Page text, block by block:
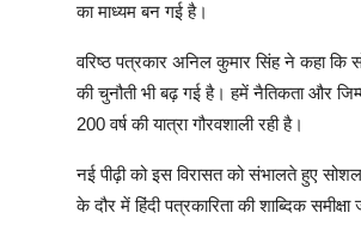
का माध्यम बन गई है।
वरिष्ठ पत्रकार अनिल कुमार सिंह ने कहा
की चुनौती भी बढ़ गई है। हमें नैतिकता और
200 वर्ष की यात्रा गौरवशाली रही है।
नई पीढ़ी को इस विरासत को संभालते हुए
के दौर में हिंदी पत्रकारिता की शाब्दिक